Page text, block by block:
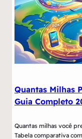
Quantas Milhas
Guia Completo
Quantas milhas você
Tabela comparativa